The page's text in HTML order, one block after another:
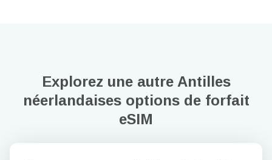
Explorez une autre Antilles
néerlandaises options de forfait
eSIM